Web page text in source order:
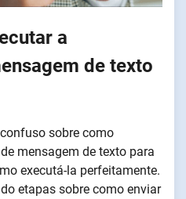
a
de texto
sobre como
mensagem de texto para
executá-la perfeitamente.
etapas sobre como enviar